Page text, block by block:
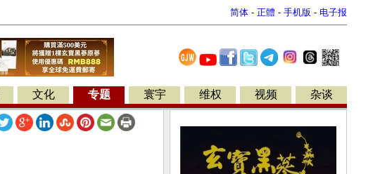
简体 - 正體 - 手机版 - 电子报
文化 专题 寰宇 维权 视频 杂谈